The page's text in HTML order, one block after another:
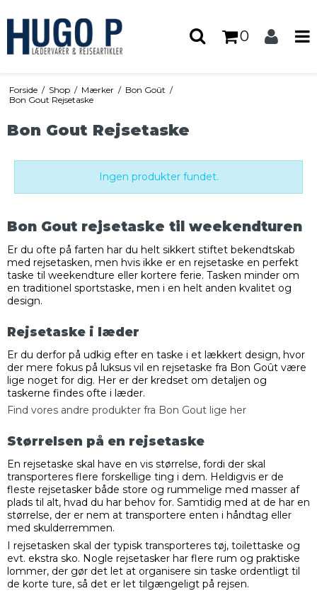
0
Forside / Shop / Mærker / Bon Goût /
Bon Gout Rejsetaske
Bon Gout Rejsetaske
Ingen produkter fundet.
Bon Gout rejsetaske til weekendturen
Er du ofte på farten har du helt sikkert stiftet bekendtskab
med rejsetasken, men hvis ikke er en rejsetaske en perfekt
taske til weekendture eller kortere ferie. Tasken minder om
en traditionel sportstaske, men i en helt anden kvalitet og
design.
Rejsetaske i læder
Er du derfor på udkig efter en taske i et lækkert design, hvor
der mere fokus på luksus vil en rejsetaske fra Bon Goût være
lige noget for dig. Her er der kredset om detaljen og
taskerne findes ofte i læder.
Find vores andre produkter fra Bon Gout lige her
Størrelsen på en rejsetaske
En rejsetaske skal have en vis størrelse, fordi der skal
transporteres flere forskellige ting i dem. Heldigvis er de
fleste rejsetasker både store og rummelige med masser af
plads til alt, hvad du har behov for. Samtidig med at de har en
størrelse, der er nem at transportere enten i håndtag eller
med skulderremmen.
I rejsetasken skal der typisk transporteres tøj, toilettaske og
evt. ekstra sko. Nogle rejsetasker har flere rum og praktiske
lommer, der gør det let at organisere sin taske ordentligt til
de korte ture, så det er let tilgængeligt på rejsen.